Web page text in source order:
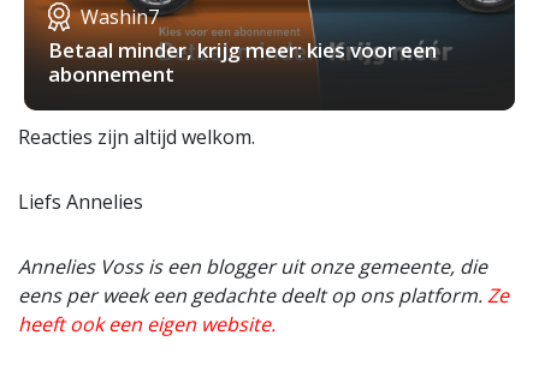
Washin7
Betaal minder, krijg meer: kies voor een
abonnement
Reacties zijn altijd welkom.
Liefs Annelies
Annelies Voss is een blogger uit onze gemeente, die
eens per week een gedachte deelt op ons platform.Ze
heeft ook een eigen website.